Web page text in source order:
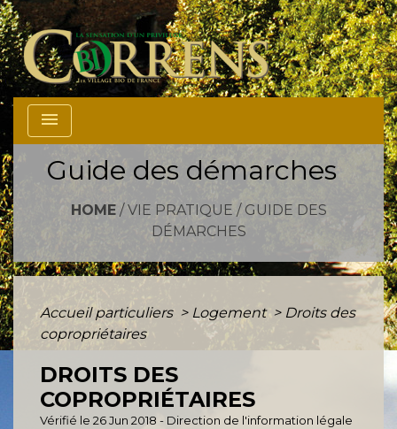
menu
Guide des démarches
HOME/ VIE PRATIQUE / GUIDE DES
DÉMARCHES
Accueil particuliers > Logement > Droits des
copropriétaires
DROITS DES
COPROPRIÉTAIRES
Vérifié le 26 Jun 2018 - Direction de l'information légale